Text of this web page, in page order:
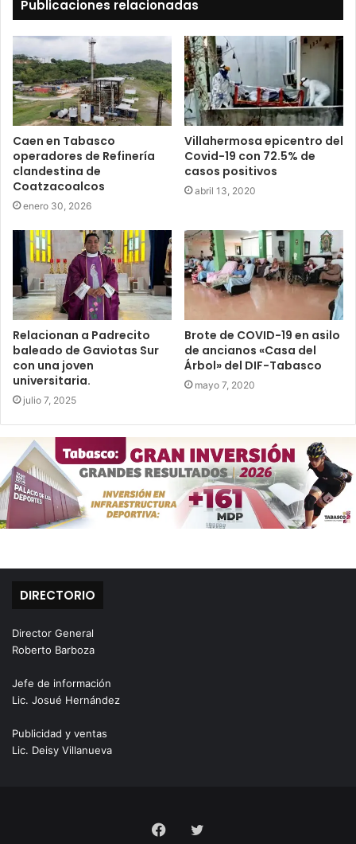
Publicaciones relacionadas
Caen en Tabasco
operadores de Refinería
clandestina de
Coatzacoalcos
enero 30, 2026
Villahermosa epicentro del
Covid-19 con 72.5% de
casos positivos
abril 13, 2020
Relacionan a Padrecito
baleado de Gaviotas Sur
con una joven
universitaria.
julio 7, 2025
Brote de COVID-19 en asilo
de ancianos «Casa del
Árbol» del DIF-Tabasco
mayo 7, 2020
DIRECTORIO
Director General
Roberto Barboza
Jefe de información
Lic. Josué Hernández
Publicidad y ventas
Lic. Deisy Villanueva
FacebookTwitter